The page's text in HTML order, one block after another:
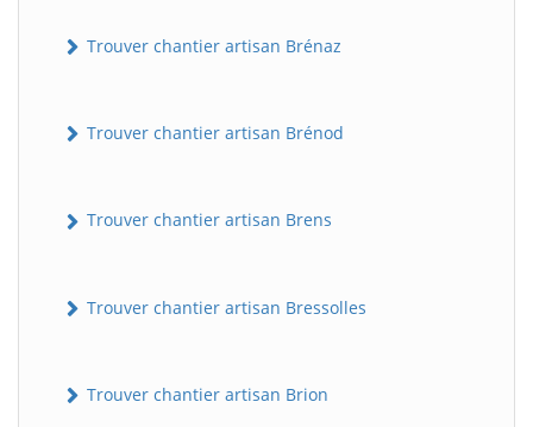
Trouver chantier artisan Brénaz
Trouver chantier artisan Brénod
Trouver chantier artisan Brens
Trouver chantier artisan Bressolles
Trouver chantier artisan Brion